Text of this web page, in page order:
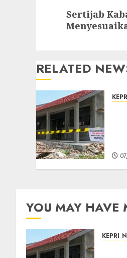
post:
Sertijab
RELATED
YOU MAY HAVE
KEPRI